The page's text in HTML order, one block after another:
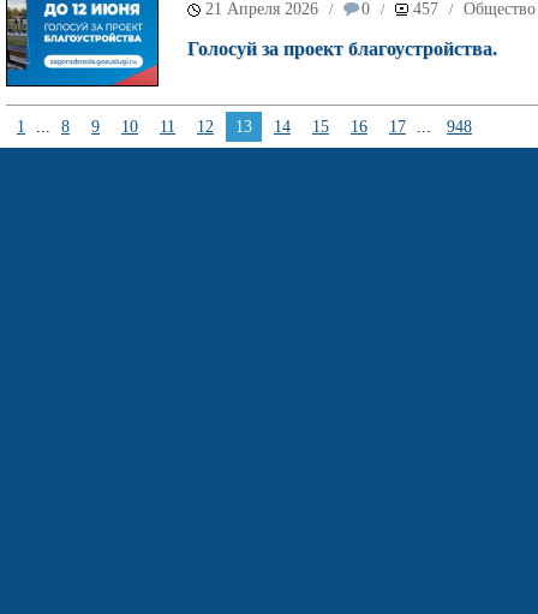
21 Апреля 2026 / 0 / 457 / Общество
Голосуй за проект благоустройства.
1 ... 8 9 10 11 12 13 14 15 16 17 ... 948